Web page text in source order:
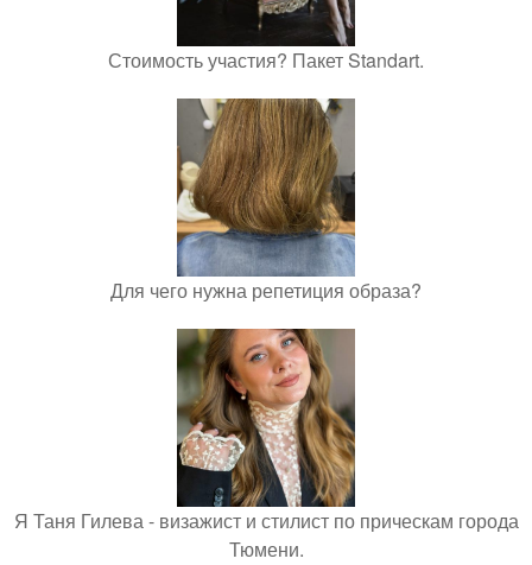
Стоимость участия? Пакет Standart.
Для чего нужна репетиция образа?
Я Таня Гилева - визажист и стилист по прическам города
Тюмени.